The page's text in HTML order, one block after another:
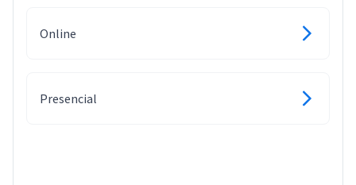
Online
Presencial